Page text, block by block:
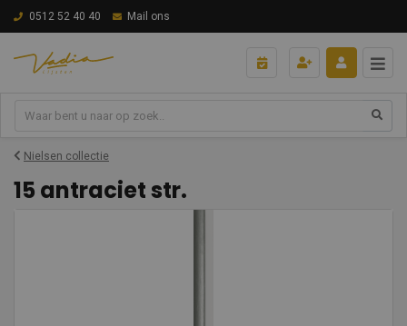
0512 52 40 40 Mail ons
Nielsen collectie
15 antraciet str.